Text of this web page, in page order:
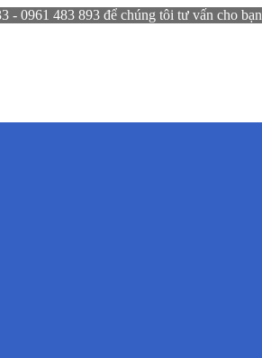
0961 483 893 để chúng tôi tư vấn cho bạn